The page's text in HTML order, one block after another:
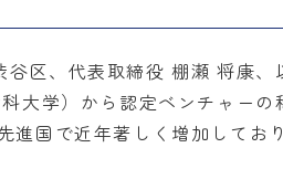
区、代表取締役 棚瀬 将康
大学）から認定ベンチャー
国で近年著しく増加してお